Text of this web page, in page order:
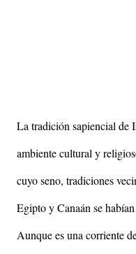
La tradición sapiencial de
ambiente cultural y
cuyo seno, tradiciones
Egipto y Canaán se
Aunque es una corriente